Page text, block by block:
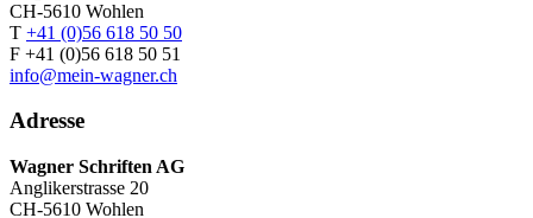
CH-5610 Wohlen
T +41 (0)56 618 50 50
F +41 (0)56 618 50 51
info@mein-wagner.ch
Adresse
Wagner Schriften AG
Anglikerstrasse 20
CH-5610 Wohlen